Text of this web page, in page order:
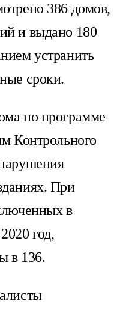
386 домов,
и выдано 180
устранить
сроки.
по программе
Контрольного
При
в
год,
в 136.